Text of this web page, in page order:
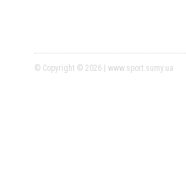
© Copyright © 2026 | www.sport.sumy.ua